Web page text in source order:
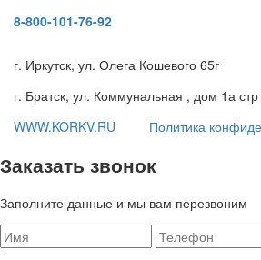
8-800-101-76-92
г. Иркутск, ул. Олега Кошевого 65г
г. Братск, ул. Коммунальная , дом 1а
WWW.KORKV.RU
Политика
Заказать звонок
Заполните данные и мы вам перезвоним